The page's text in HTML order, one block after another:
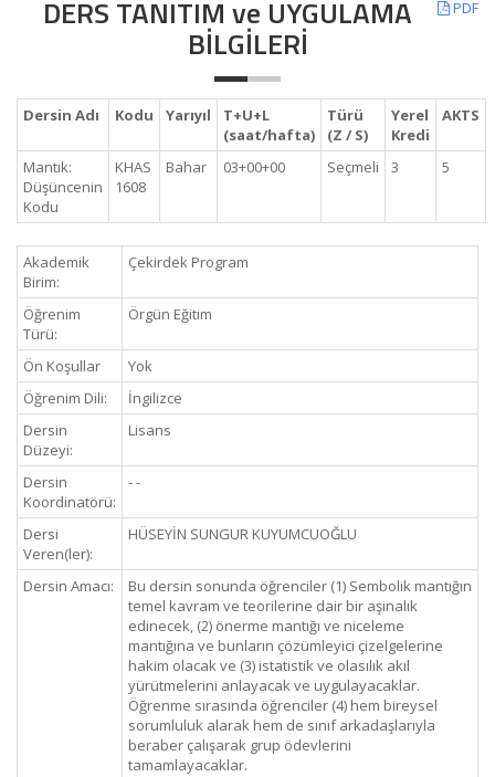
PDF
DERS TANITIM ve UYGULAMA
BİLGİLERİ
Dersin Adı Kodu Yarıyıl
T+U+L
(saat/hafta)
Türü
(Z / S)
Yerel
Kredi
AKTS
Mantık:
Düşüncenin
Kodu
KHAS
1608
Bahar 03+00+00 Seçmeli 3 5
Akademik
Birim:
Çekirdek Program
Öğrenim
Türü:
Örgün Eğitim
Ön Koşullar
Yok
Öğrenim Dili:
İngilizce
Dersin
Düzeyi:
Lisans
Dersin
Koordinatörü:
- -
Dersi
Veren(ler):
HÜSEYİN SUNGUR KUYUMCUOĞLU
Dersin Amacı:
Bu dersin sonunda öğrenciler (1) Sembolik mantığın
temel kavram ve teorilerine dair bir aşinalık
edinecek, (2) önerme mantığı ve niceleme
mantığına ve bunların çözümleyici çizelgelerine
hakim olacak ve (3) istatistik ve olasılık akıl
yürütmelerini anlayacak ve uygulayacaklar.
Öğrenme sırasında öğrenciler (4) hem bireysel
sorumluluk alarak hem de sınıf arkadaşlarıyla
beraber çalışarak grup ödevlerini
tamamlayacaklar.